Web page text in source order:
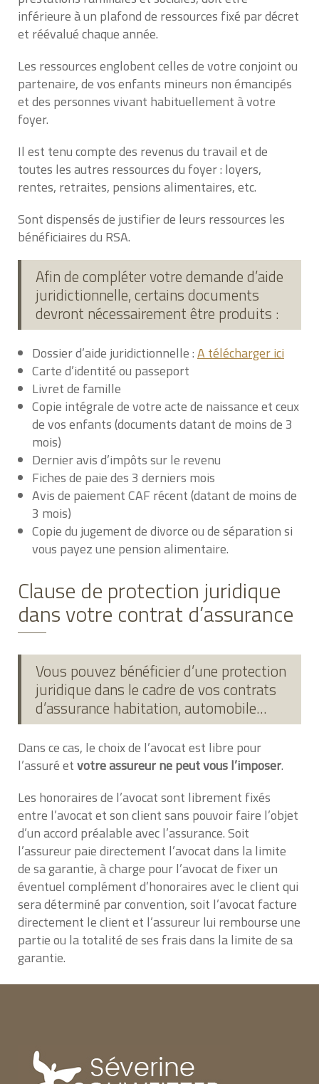
inférieure à un plafond de ressources fixé par décret
et réévalué chaque année.
Les ressources englobent celles de votre conjoint ou
partenaire, de vos enfants mineurs non émancipés
et des personnes vivant habituellement à votre
foyer.
Il est tenu compte des revenus du travail et de
toutes les autres ressources du foyer : loyers,
rentes, retraites, pensions alimentaires, etc.
Sont dispensés de justifier de leurs ressources les
bénéficiaires du RSA.
Afin de compléter votre demande d’aide
juridictionnelle, certains documents
devront nécessairement être produits :
Dossier d’aide juridictionnelle :A télécharger ici
Carte d’identité ou passeport
Livret de famille
Copie intégrale de votre acte de naissance et ceux
de vos enfants (documents datant de moins de 3
mois)
Dernier avis d’impôts sur le revenu
Fiches de paie des 3 derniers mois
Avis de paiement CAF récent (datant de moins de
3 mois)
Copie du jugement de divorce ou de séparation si
vous payez une pension alimentaire.
Clause de protection juridique
dans votre contrat d’assurance
Vous pouvez bénéficier d’une protection
juridique dans le cadre de vos contrats
d’assurance habitation, automobile…
Dans ce cas, le choix de l’avocat est libre pour
l’assuré etvotre assureur ne peut vous l’imposer.
Les honoraires de l’avocat sont librement fixés
entre l’avocat et son client sans pouvoir faire l’objet
d’un accord préalable avec l’assurance. Soit
l’assureur paie directement l’avocat dans la limite
de sa garantie, à charge pour l’avocat de fixer un
éventuel complément d’honoraires avec le client qui
sera déterminé par convention, soit l’avocat facture
directement le client et l’assureur lui rembourse une
partie ou la totalité de ses frais dans la limite de sa
garantie.